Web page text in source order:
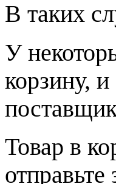
В таких
У
корзину,
Товар в
отправьте